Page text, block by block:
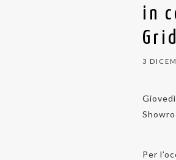
in
3
Per